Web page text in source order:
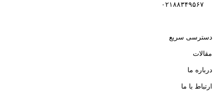
۰۲۱۸۸۳۴۹۵۶۷
دسترسی سریع
مقالات
درباره ما
ارتباط با ما